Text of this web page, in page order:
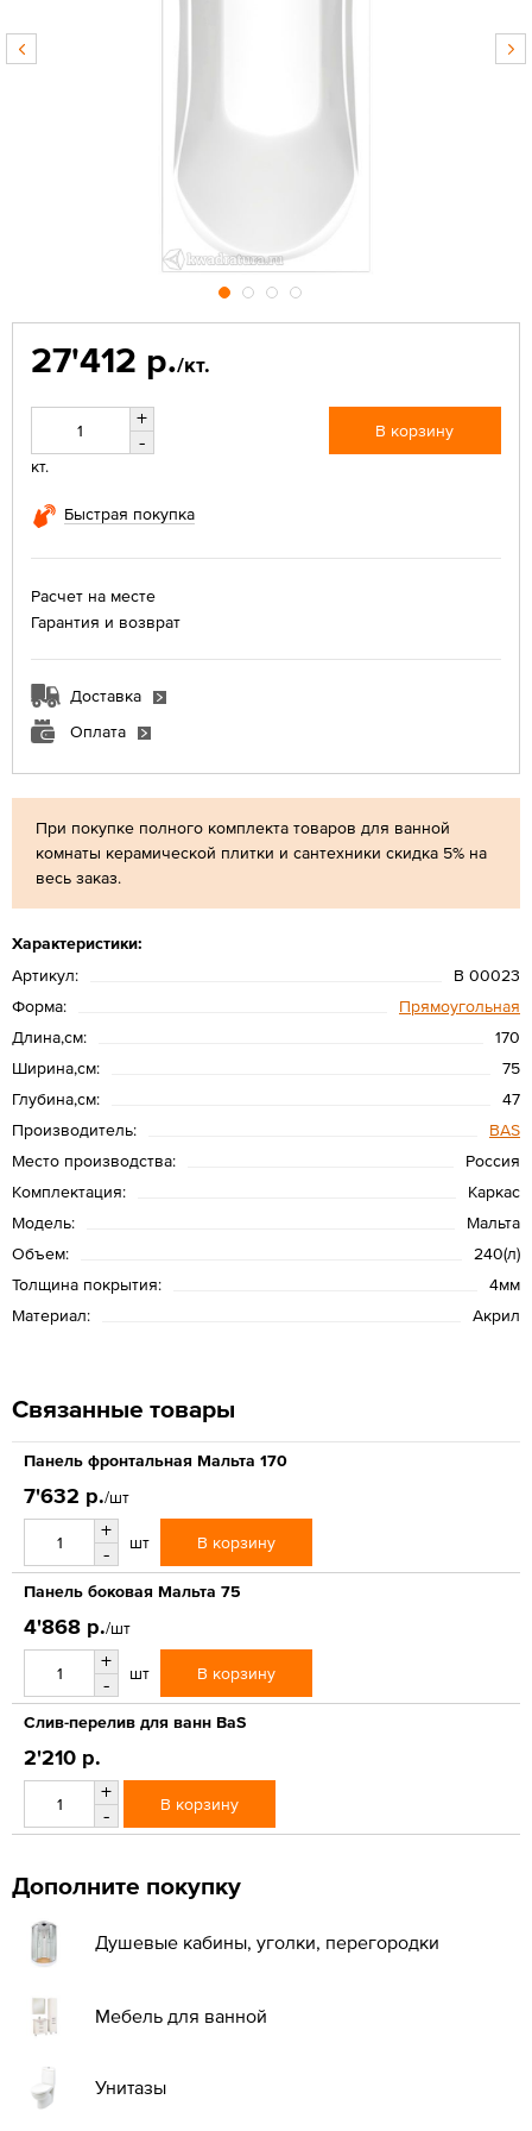
При покупке полного комплекта товаров для ванной
комнаты керамической плитки и сантехники скидка 5% на
весь заказ.
Характеристики:
Артикул:
В 00023
Форма:
Прямоугольная
Длина,см:
170
Ширина,см:
75
Глубина,см:
47
Производитель:
BAS
Место производства:
Россия
Комплектация:
Каркас
Модель:
Мальта
Объем:
240(л)
Толщина покрытия:
4мм
Материал:
Акрил
27'412 р./кт.
+
-
кт.
В корзину
Быстрая покупка
Расчет на месте
Гарантия и возврат
Доставка
Оплата
Связанные товары
Панель фронтальная Мальта 170
7'632 р./шт
+
-
шт В корзину
Панель боковая Мальта 75
4'868 р./шт
+
-
шт В корзину
Слив-перелив для ванн BaS
2'210 р.
+
-
В корзину
Дополните покупку
Душевые кабины, уголки, перегородки
Мебель для ванной
Унитазы